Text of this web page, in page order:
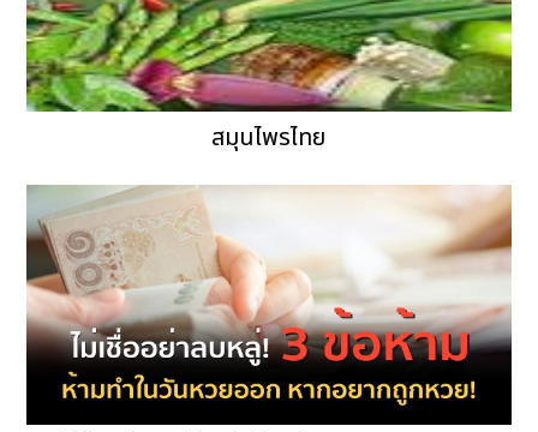
สมุนไพรไทย